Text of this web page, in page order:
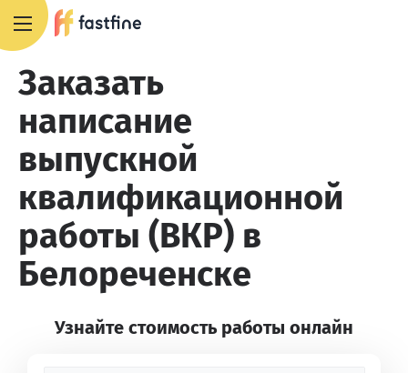
Заказать
написание
выпускной
квалификационной
работы (ВКР) в
Белореченске
Узнайте стоимость работы онлайн